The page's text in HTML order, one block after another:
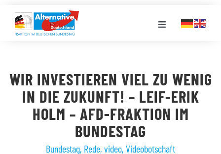
Inhalt
springen
Toggle
LANDESGRUPPEN
VERANSTALTUNGEN
WIR INVESTIEREN VIEL ZU WENIG
IN DIE ZUKUNFT! – LEIF-ERIK
HOLM – AFD-FRAKTION IM
BUNDESTAG
Bundestag, Rede, video, Videobotschaft